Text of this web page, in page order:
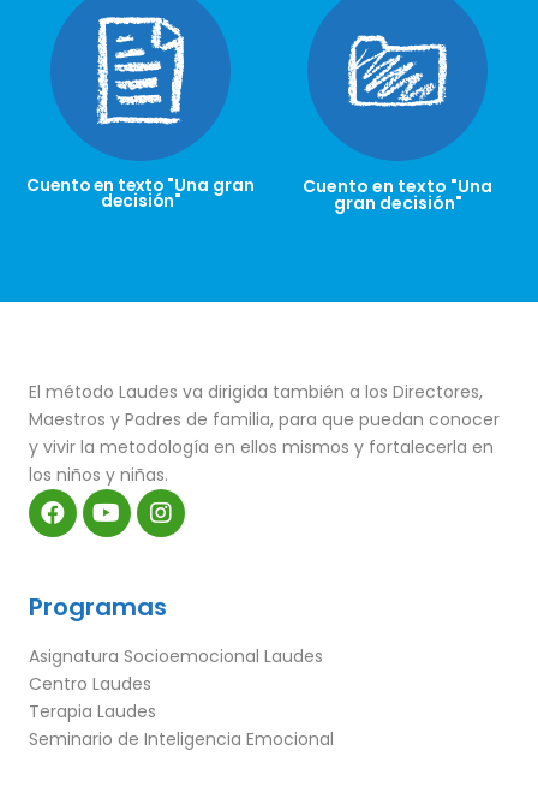
Cuento en texto "Una gran
decisión"
Cuento en texto "Una
gran decisión"
El método Laudes va dirigida también a los Directores,
Maestros y Padres de familia, para que puedan conocer
y vivir la metodología en ellos mismos y fortalecerla en
los niños y niñas.
Programas
Asignatura Socioemocional Laudes
Centro Laudes
Terapia Laudes
Seminario de Inteligencia Emocional